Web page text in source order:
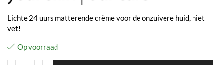
Lichte 24 uurs matterende crème voor de onzuivere huid, niet
vet!
Op voorraad